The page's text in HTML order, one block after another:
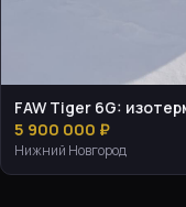
FAW Tiger 6G:
5 900 000 ₽
Нижний Новгород